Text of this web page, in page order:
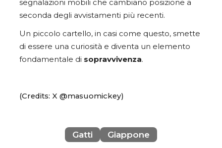
segnalazioni mobili che cambiano posizione a
seconda degli avvistamenti più recenti.
Un piccolo cartello, in casi come questo, smette
di essere una curiosità e diventa un elemento
fondamentale di sopravvivenza.
(Credits: X @masuomickey)
Gatti Giappone